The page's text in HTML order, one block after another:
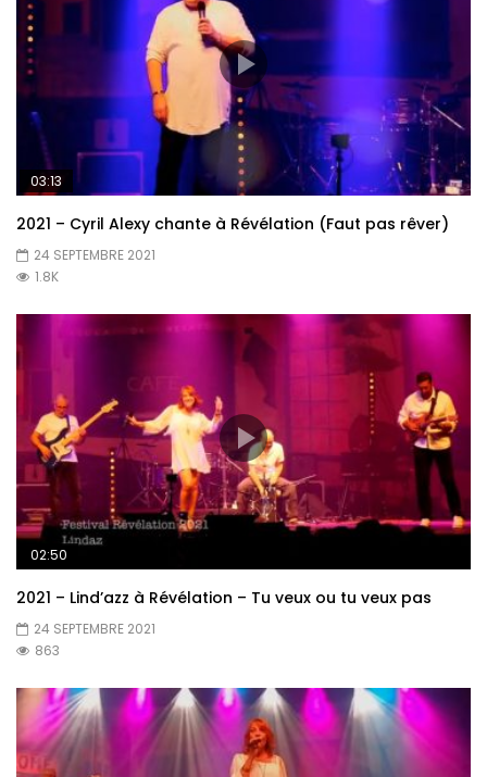
03:13
2021 – Cyril Alexy chante à Révélation (Faut pas rêver)
24 SEPTEMBRE 2021
1.8K
02:50
2021 – Lind’azz à Révélation – Tu veux ou tu veux pas
24 SEPTEMBRE 2021
863